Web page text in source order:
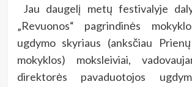
Jau daugelį metų festivalyje
„Revuonos“ pagrindinės
ugdymo skyriaus (anksčiau
mokyklos) moksleiviai,
direktorės pavaduotojos